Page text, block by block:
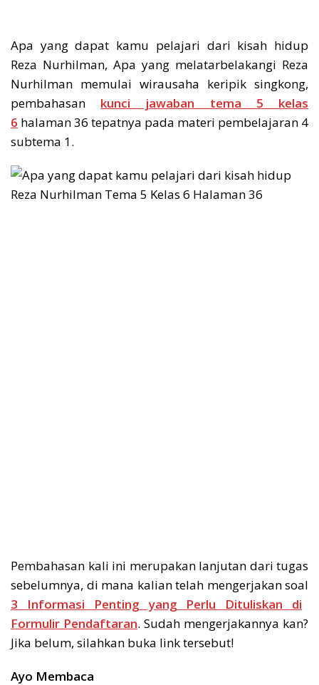
Apa yang dapat kamu pelajari dari kisah hidup
Reza Nurhilman, Apa yang melatarbelakangi Reza
Nurhilman memulai wirausaha keripik singkong,
pembahasan kunci jawaban tema 5 kelas
6 halaman 36 tepatnya pada materi pembelajaran 4
subtema 1.
Pembahasan kali ini merupakan lanjutan dari tugas
sebelumnya, di mana kalian telah mengerjakan soal
3 Informasi Penting yang Perlu Dituliskan di
Formulir Pendaftaran. Sudah mengerjakannya kan?
Jika belum, silahkan buka link tersebut!
Ayo Membaca